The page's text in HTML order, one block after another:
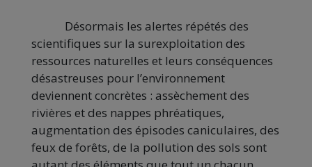
Désormais les alertes répétés des
scientifiques sur la surexploitation des
ressources naturelles et leurs conséquences
désastreuses pour l’environnement
deviennent concrètes : assèchement des
rivières et des nappes phréatiques,
augmentation des épisodes caniculaires, des
feux de forêts, de la pollution des sols sont